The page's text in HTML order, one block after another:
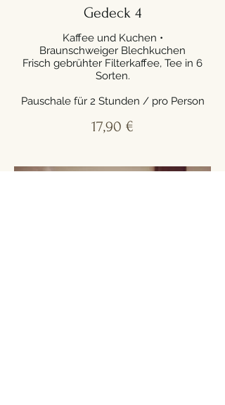
Gedeck 4
Kaffee und Kuchen •
Braunschweiger Blechkuchen
Frisch gebrühter Filterkaffee, Tee in 6
Sorten.
Pauschale für 2 Stunden / pro Person
17,90 €